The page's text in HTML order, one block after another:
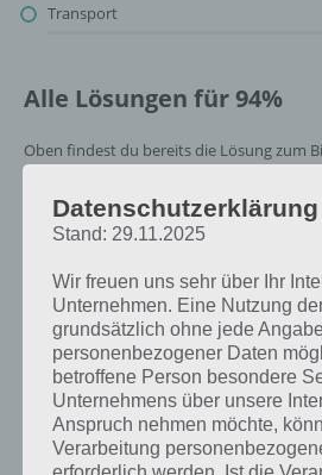
Transport
Alle Lösungen für 94%
Oben findest du bereits die Lösung zum
exakte Level anzeigen, weshalb du über
jedoch trotzdem zu jedem Sachverhalt
Weitere Lösungen
gesucht? Schaue in
Komplettlösung zur
kannst du mit der
Datenschutzerklärung
Stand: 29.11.2025
Wir freuen uns sehr über Ihr
Unternehmen. Eine Nutzung
grundsätzlich ohne jede
personenbezogener Daten
betroffene Person besondere
Unternehmens über unsere
Anspruch nehmen möchte,
Verarbeitung